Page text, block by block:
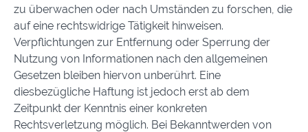
zu überwachen oder nach Umständen zu forschen, die
auf eine rechtswidrige Tätigkeit hinweisen.
Verpflichtungen zur Entfernung oder Sperrung der
Nutzung von Informationen nach den allgemeinen
Gesetzen bleiben hiervon unberührt. Eine
diesbezügliche Haftung ist jedoch erst ab dem
Zeitpunkt der Kenntnis einer konkreten
Rechtsverletzung möglich. Bei Bekanntwerden von